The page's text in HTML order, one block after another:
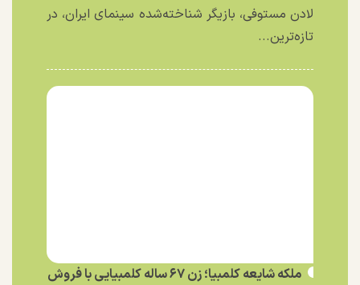
لادن مستوفی، بازیگر شناخته‌شده سینمای ایران، در
تازه‌ترین...
ملکه شایعه کلمبیا؛ زن ۶۷ ساله کلمبیایی با فروش